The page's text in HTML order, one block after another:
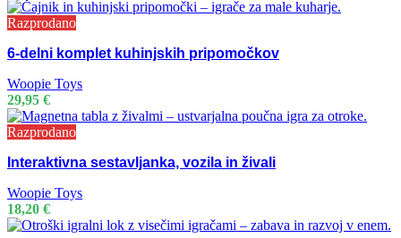
Razprodano
6-delni komplet kuhinjskih pripomočkov
Woopie Toys
29,95 €
Razprodano
Interaktivna sestavljanka, vozila in živali
Woopie Toys
18,20 €